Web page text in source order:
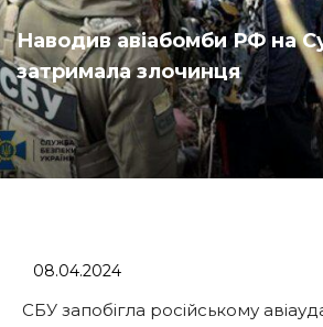
Наводив авіабомби РФ на
затримала злочинця
08.04.2024
СБУ запобігла російському